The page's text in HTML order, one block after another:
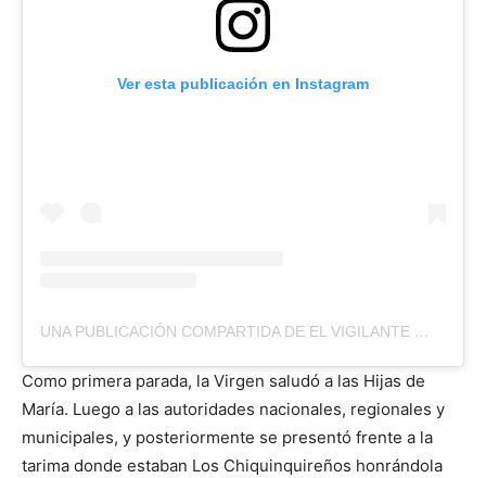
Ver esta publicación en Instagram
UNA PUBLICACIÓN COMPARTIDA DE EL VIGILANTE
Como primera parada, la Virgen saludó a las Hijas de
María. Luego a las autoridades nacionales, regionales y
municipales, y posteriormente se presentó frente a la
tarima donde estaban Los Chiquinquireños honrándola